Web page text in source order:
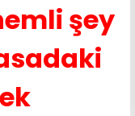
şey